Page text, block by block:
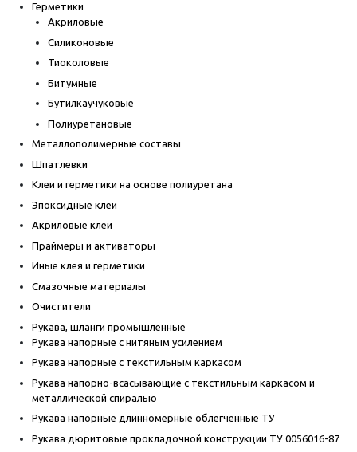
Герметики
Акриловые
Силиконовые
Тиоколовые
Битумные
Бутилкаучуковые
Полиуретановые
Металлополимерные составы
Шпатлевки
Клеи и герметики на основе полиуретана
Эпоксидные клеи
Акриловые клеи
Праймеры и активаторы
Иные клея и герметики
Смазочные материалы
Очистители
Рукава, шланги промышленные
Рукава напорные с нитяным усилением
Рукава напорные с текстильным каркасом
Рукава напорно-всасывающие с текстильным каркасом и
металлической спиралью
Рукава напорные длинномерные облегченные ТУ
Рукава дюритовые прокладочной конструкции ТУ 0056016-87